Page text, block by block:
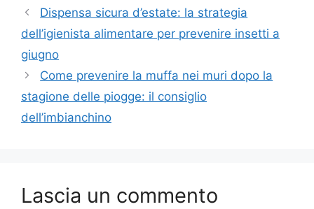
Dispensa sicura d’estate: la strategia
dell’igienista alimentare per prevenire insetti a
giugno
Come prevenire la muffa nei muri dopo la
stagione delle piogge: il consiglio
dell’imbianchino
Lascia un commento